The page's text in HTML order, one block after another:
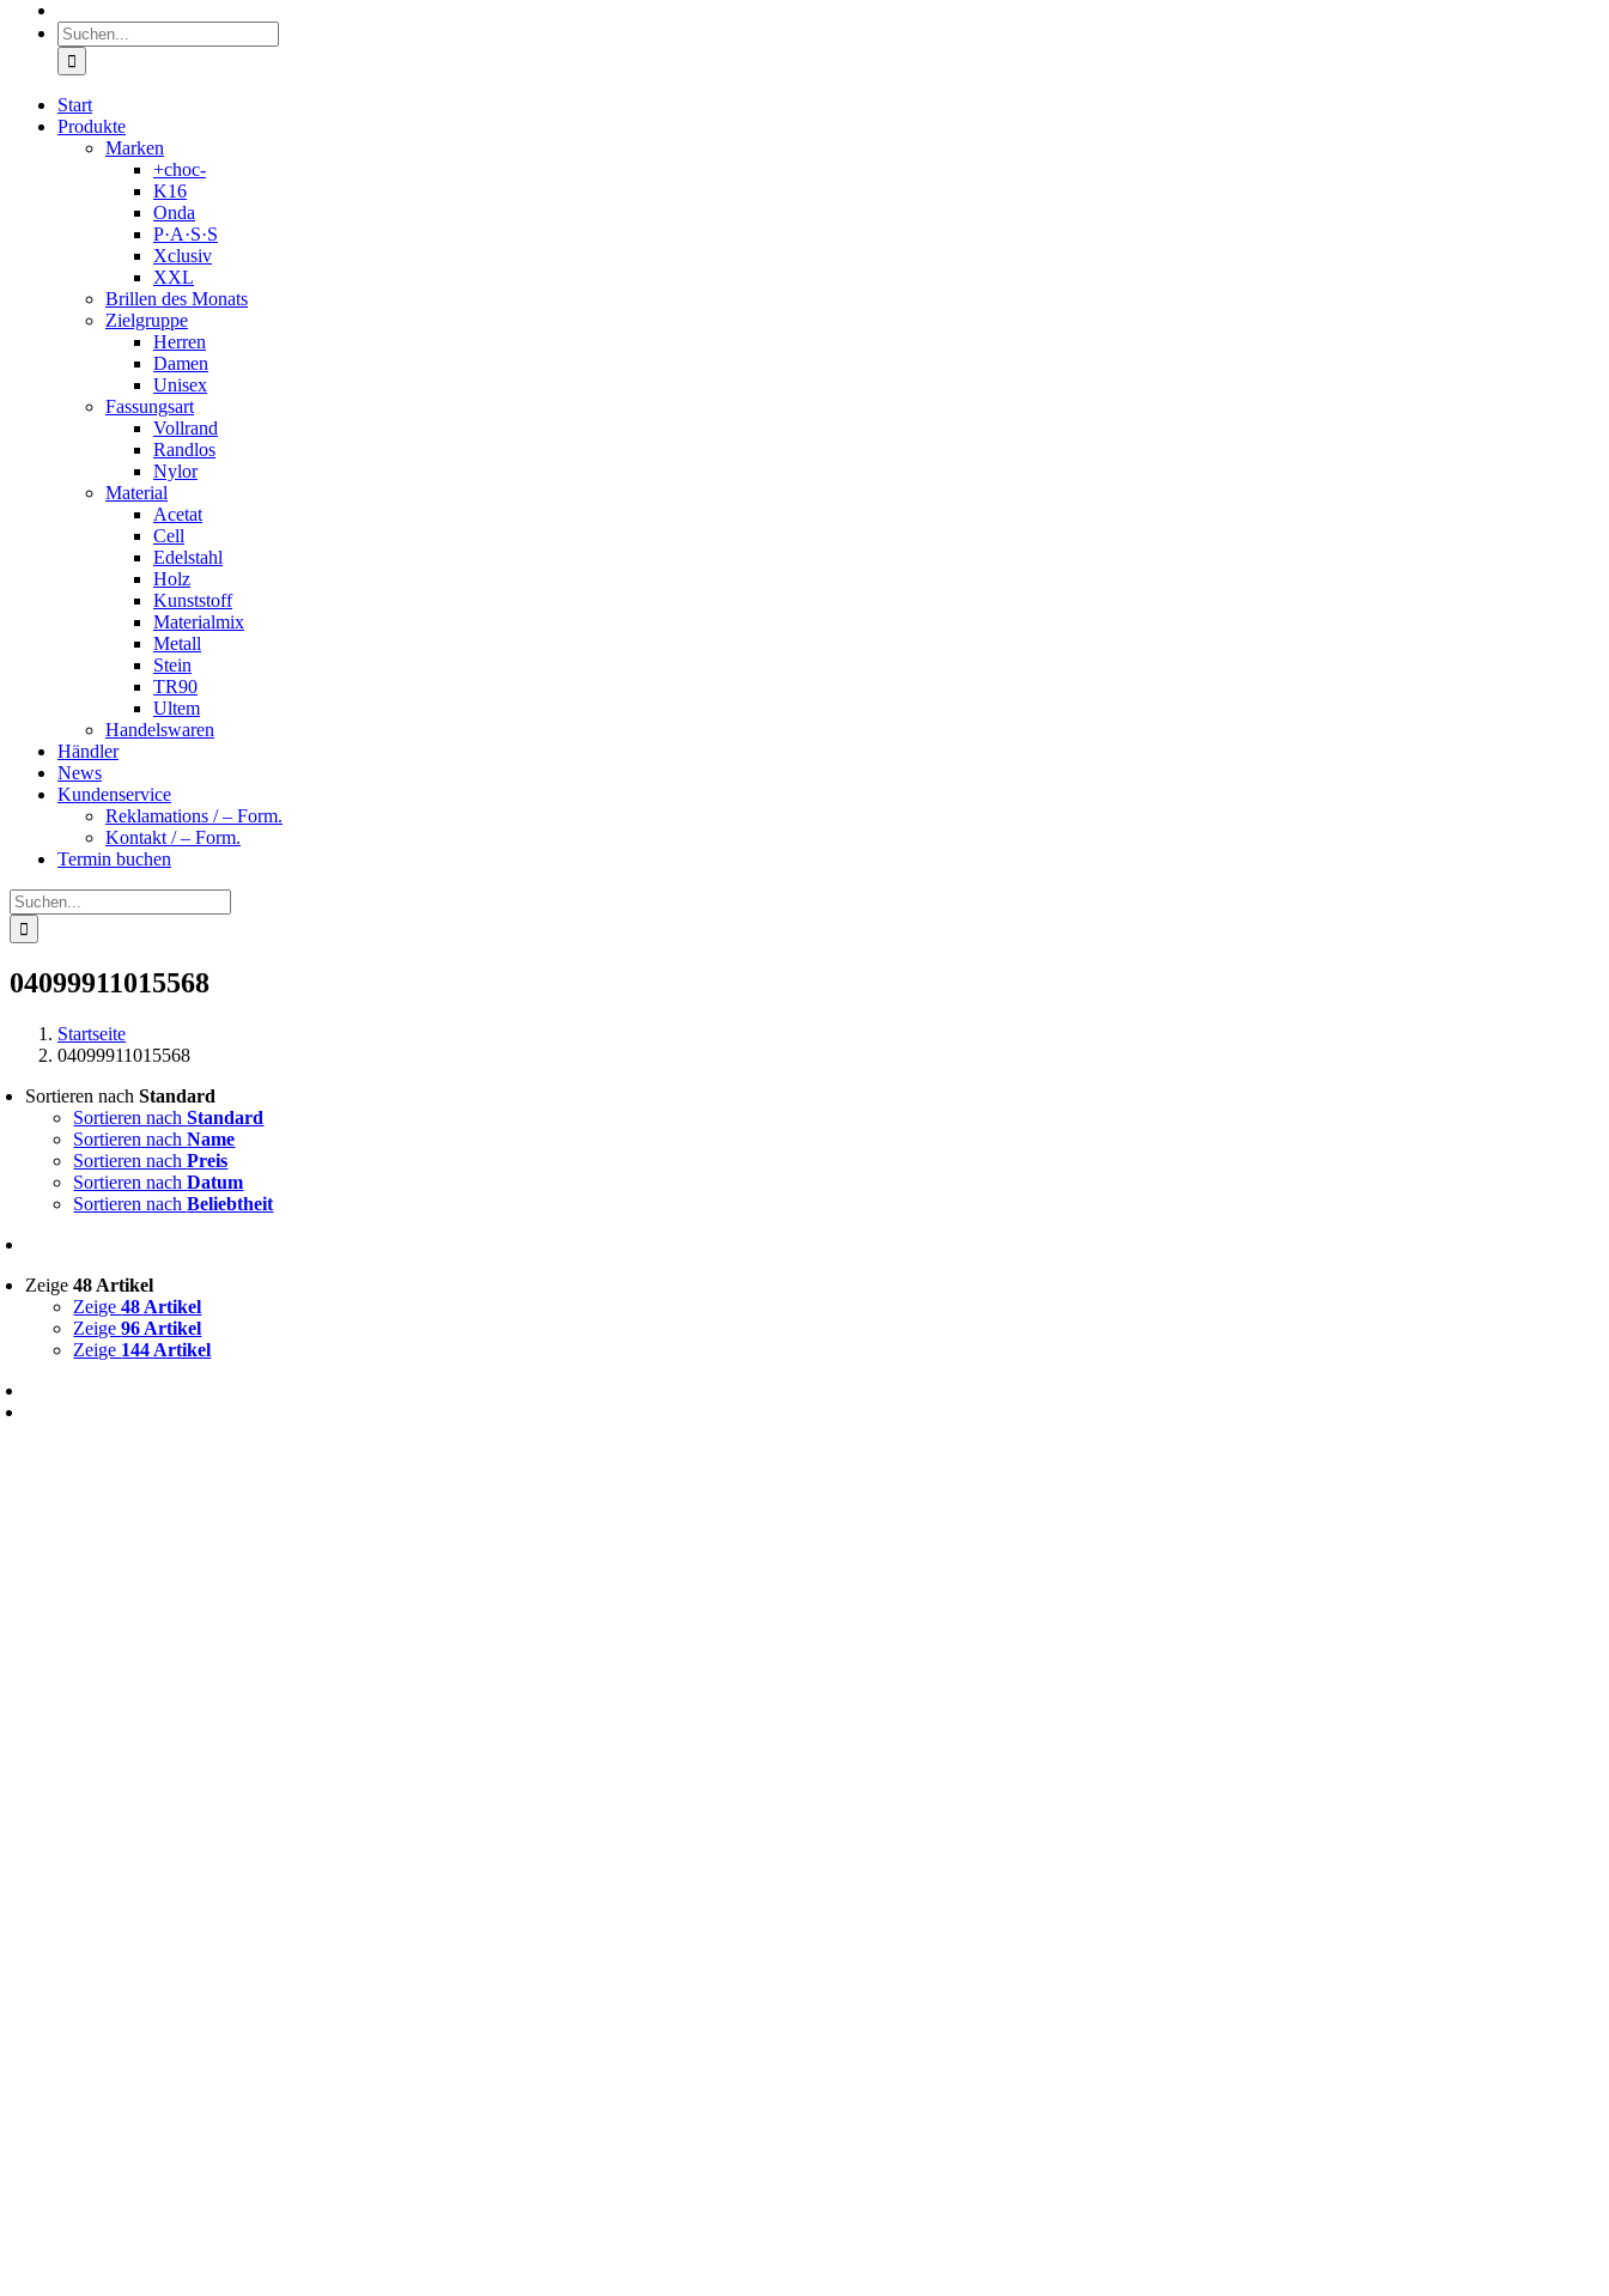
Suche
nach:
Start
Produkte
Marken
+choc-
K16
Onda
P·A·S·S
Xclusiv
XXL
Brillen des Monats
Zielgruppe
Herren
Damen
Unisex
Fassungsart
Vollrand
Randlos
Nylor
Material
Acetat
Cell
Edelstahl
Holz
Kunststoff
Materialmix
Metall
Stein
TR90
Ultem
Handelswaren
Händler
News
Kundenservice
Reklamations / – Form.
Kontakt / – Form.
Termin buchen
Suche
nach:
04099911015568
Startseite
04099911015568
Sortieren nachStandard
Sortieren nachStandard
Sortieren nachName
Sortieren nachPreis
Sortieren nachDatum
Sortieren nachBeliebtheit
Zeige48 Artikel
Zeige48 Artikel
Zeige96 Artikel
Zeige 144 Artikel